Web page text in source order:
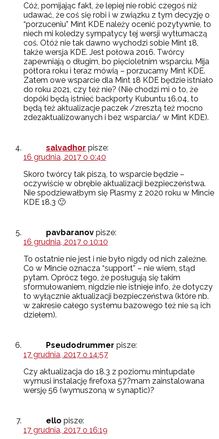
Cóż, pomijając fakt, że lepiej nie robić czegoś niż
udawać, że coś się robi i w związku z tym decyzję o
“porzuceniu” Mint KDE należy ocenić pozytywnie, to
niech mi koledzy sympatycy tej wersji wytłumaczą
coś. Otóż nie tak dawno wychodzi sobie Mint 18,
także wersja KDE. Jest połowa 2016. Twórcy
zapewniają o długim, bo pięcioletnim wsparciu. Mija
półtora roku i teraz mówią – porzucamy Mint KDE.
Zatem owe wsparcie dla Mint 18 KDE będzie istniało
do roku 2021, czy też nie? (Nie chodzi mi o to, że
dopóki będą istnieć backporty Kubuntu 16.04, to
będą też aktualizacje paczek /zresztą też mocno
zdezaktualizowanych i bez wsparcia/ w Mint KDE).
salvadhor pisze:
16 grudnia, 2017 o 0:40
Skoro twórcy tak piszą, to wsparcie będzie –
oczywiście w obrębie aktualizacji bezpieczeństwa.
Nie spodziewałbym się Plasmy z 2020 roku w Mincie
KDE 18.3 🙂
pavbaranov pisze:
16 grudnia, 2017 o 10:10
To ostatnie nie jest i nie było nigdy od nich zależne.
Co w Mincie oznacza “support” – nie wiem, stąd
pytam. Oprócz tego, że posługują się takim
sformułowaniem, nigdzie nie istnieje info, że dotyczy
to wyłącznie aktualizacji bezpieczeństwa (które nb.
w zakresie całego systemu bazowego też nie są ich
dziełem).
Pseudodrummer pisze:
17 grudnia, 2017 o 14:57
Czy aktualizacja do 18.3 z poziomu mintupdate
wymusi instalację firefoxa 57?mam zainstalowana
wersję 56 (wymuszoną w synaptic)?
ello pisze:
17 grudnia, 2017 o 16:19